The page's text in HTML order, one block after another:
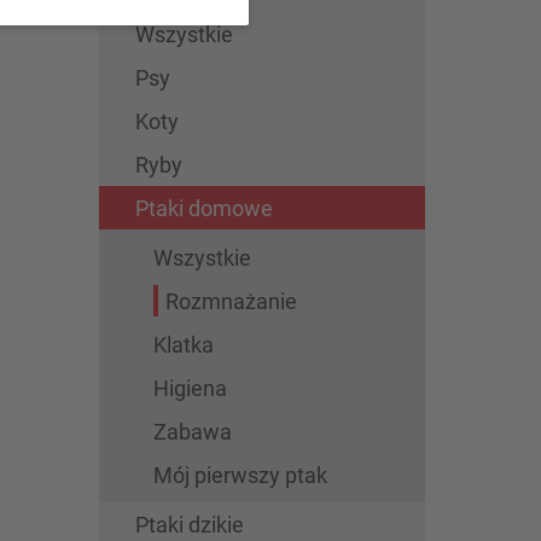
Wszystkie
Psy
Koty
Ryby
Ptaki domowe
Wszystkie
Rozmnażanie
Klatka
Higiena
Zabawa
Mój pierwszy ptak
Ptaki dzikie